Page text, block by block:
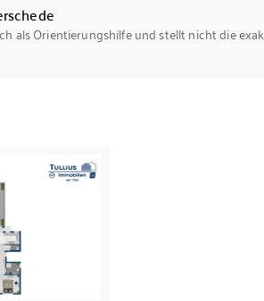
als Orientierungshilfe und stellt nicht die